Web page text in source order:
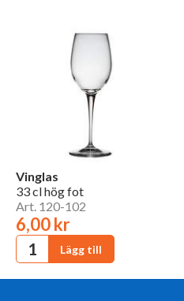
Vinglas
33 cl hög fot
Art. 120-102
6,00 kr